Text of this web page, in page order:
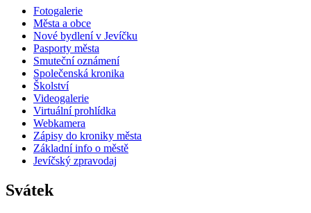
Fotogalerie
Města a obce
Nové bydlení v Jevíčku
Pasporty města
Smuteční oznámení
Společenská kronika
Školství
Videogalerie
Virtuální prohlídka
Webkamera
Zápisy do kroniky města
Základní info o městě
Jevíčský zpravodaj
Svátek